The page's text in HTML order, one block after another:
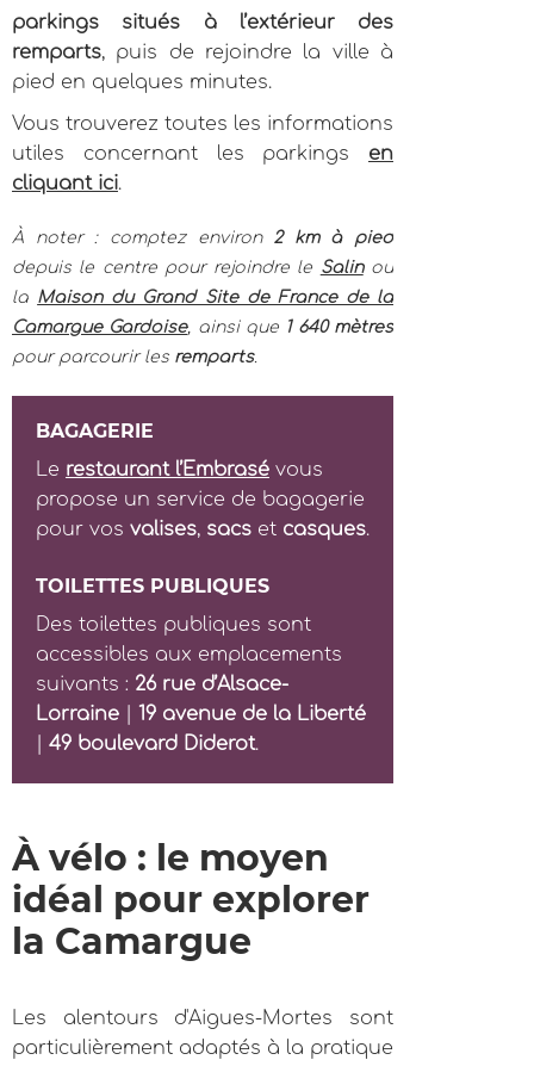
parkings situés à l’extérieur des
remparts, puis de rejoindre la ville à
pied en quelques minutes.
Vous trouverez toutes les informations
utiles concernant les parkings en
cliquant ici.
À noter : comptez environ 2 km à pied
depuis le centre pour rejoindre le Salin ou
la Maison du Grand Site de France de la
Camargue Gardoise, ainsi que 1 640 mètres
pour parcourir les remparts.
BAGAGERIE
Le restaurant l’Embrasé vous
propose un service de bagagerie
pour vos valises, sacs et casques.
TOILETTES PUBLIQUES
Des toilettes publiques sont
accessibles aux emplacements
suivants : 26 rue d’Alsace-
Lorraine
19 avenue de la Liberté
49 boulevard Diderot.
À vélo : le moyen
idéal pour explorer
la Camargue
Les alentours d'Aigues-Mortes sont
particulièrement adaptés à la pratique